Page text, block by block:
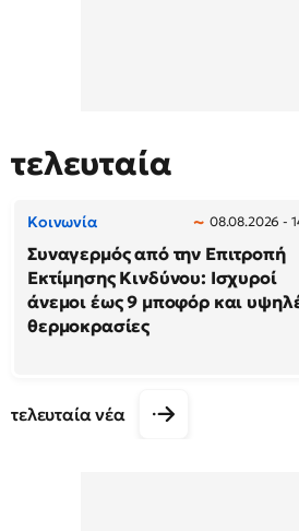
τελευταία
Κοινωνία 08.08.2026 -
Συναγερμός από την Επιτροπή
Εκτίμησης Κινδύνου: Ισχυροί
άνεμοι έως 9 μποφόρ και
θερμοκρασίες
τελευταία νέα